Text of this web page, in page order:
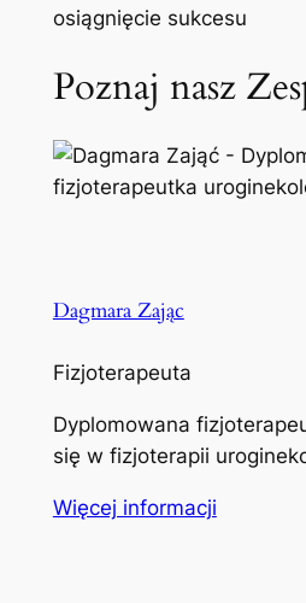
osiągnięcie sukcesu
Poznaj nasz
Dagmara Zając
Fizjoterapeuta
Dyplomowana
się w fizjoterapii
Więcej informacji